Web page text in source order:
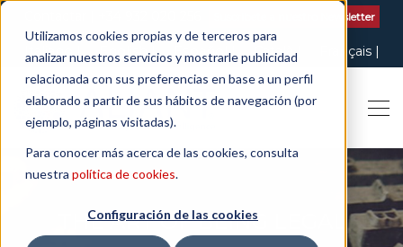
Utilizamos cookies propias y de terceros para
analizar nuestros servicios y mostrarle publicidad
relacionada con sus preferencias en base a un perfil
elaborado a partir de sus hábitos de navegación (por
ejemplo, páginas visitadas).
Para conocer más acerca de las cookies, consulta
nuestra política de cookies.
Configuración de las cookies
Suscribete a nuestro Newsletter
Español Català
English Français
Italiano
THE ART OF BEING LEGAL